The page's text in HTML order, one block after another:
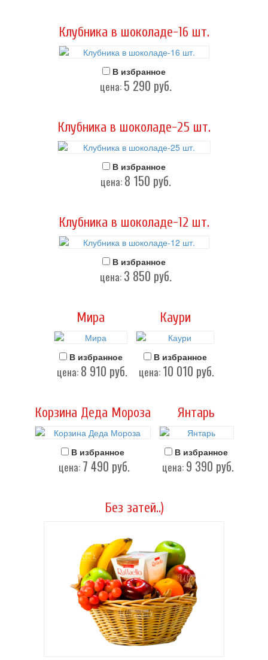
Клубника в шоколаде-16 шт.
В избранное
цена: 5 290 руб.
Клубника в шоколаде-25 шт.
В избранное
цена: 8 150 руб.
Клубника в шоколаде-12 шт.
В избранное
цена: 3 850 руб.
Мира
В избранное
цена: 8 910 руб.
Каури
В избранное
цена: 10 010 руб.
Корзина Деда Мороза
В избранное
цена: 7 490 руб.
Янтарь
В избранное
цена: 9 390 руб.
Без затей..)